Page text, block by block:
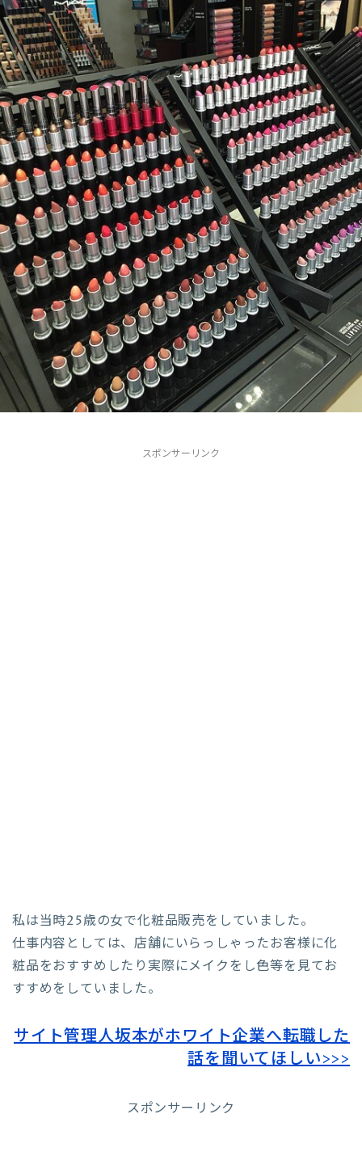
スポンサーリンク
私は当時25歳の女で化粧品販売をしていました。
仕事内容としては、店舗にいらっしゃったお客様に化
粧品をおすすめしたり実際にメイクをし色等を見てお
すすめをしていました。
サイト管理人坂本がホワイト企業へ転職した
話を聞いてほしい>>>
スポンサーリンク